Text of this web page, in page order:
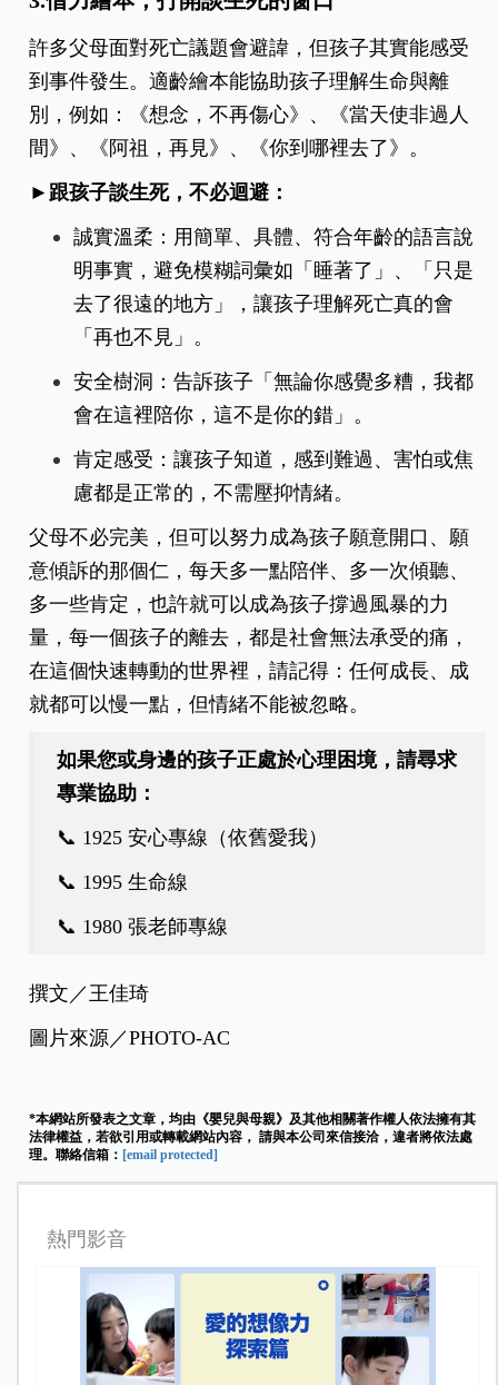
許多父母面對死亡議題會避諱，但孩子其實能感受
到事件發生。適齡繪本能協助孩子理解生命與離
別，例如：《想念，不再傷心》、《當天使非過人
間》、《阿祖，再見》、《你到哪裡去了》。
►跟孩子談生死，不必迴避：
誠實溫柔：用簡單、具體、符合年齡的語言說
明事實，避免模糊詞彙如「睡著了」、「只是
去了很遠的地方」，讓孩子理解死亡真的會
「再也不見」。
安全樹洞：告訴孩子「無論你感覺多糟，我都
會在這裡陪你，這不是你的錯」。
肯定感受：讓孩子知道，感到難過、害怕或焦
慮都是正常的，不需壓抑情緒。
父母不必完美，但可以努力成為孩子願意開口、願
意傾訴的那個仁，每天多一點陪伴、多一次傾聽、
多一些肯定，也許就可以成為孩子撐過風暴的力
量，每一個孩子的離去，都是社會無法承受的痛，
在這個快速轉動的世界裡，請記得：任何成長、成
就都可以慢一點，但情緒不能被忽略。
如果您或身邊的孩子正處於心理困境，請尋求
專業協助：
📞 1925 安心專線（依舊愛我）
📞 1995 生命線
📞 1980 張老師專線
撰文／王佳琦
圖片來源／PHOTO-AC
*本網站所發表之文章，均由《嬰兒與母親》及其他相關著作權人依法擁有其
法律權益，若欲引用或轉載網站內容， 請與本公司來信接洽，違者將依法處
理。聯絡信箱： [email protected]
熱門影音